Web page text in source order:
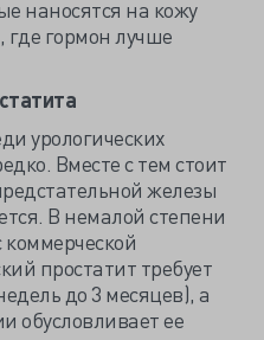
наносятся на кожу
где гормон лучше
урологических
Вместе с тем стоит
железы
В немалой степени
простатит требует
до 3 месяцев), а
обусловливает ее